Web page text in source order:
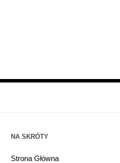
NA SKRÓTY
Strona Główna